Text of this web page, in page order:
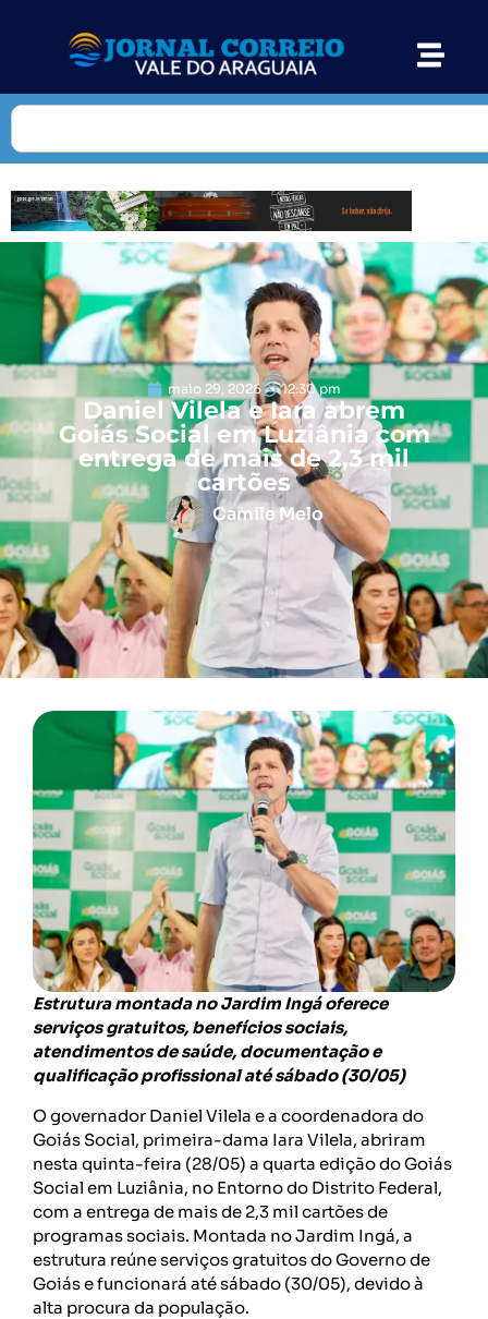
maio 29, 2026 12:30 pm
Daniel Vilela e Iara abrem
Goiás Social em Luziânia com
entrega de mais de 2,3 mil
cartões
Camile Melo
Estrutura montada no Jardim Ingá oferece
serviços gratuitos, benefícios sociais,
atendimentos de saúde, documentação e
qualificação profissional até sábado (30/05)
O governador Daniel Vilela e a coordenadora do
Goiás Social, primeira-dama Iara Vilela, abriram
nesta quinta-feira (28/05) a quarta edição do Goiás
Social em Luziânia, no Entorno do Distrito Federal,
com a entrega de mais de 2,3 mil cartões de
programas sociais. Montada no Jardim Ingá, a
estrutura reúne serviços gratuitos do Governo de
Goiás e funcionará até sábado (30/05), devido à
alta procura da população.